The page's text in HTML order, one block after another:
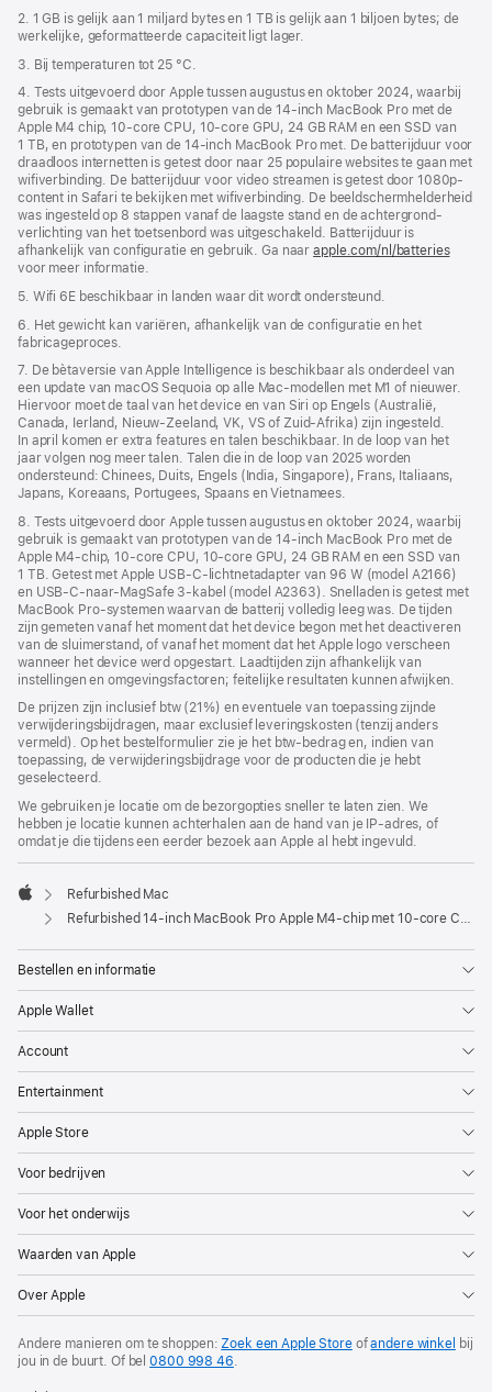
2. 1 GB is gelijk aan 1 miljard bytes en 1 TB is gelijk aan 1 biljoen bytes; de
werkelijke, geformatteerde capaciteit ligt lager.
3. Bij temperaturen tot 25 °C.
4. Tests uitgevoerd door Apple tussen augustus en oktober 2024, waarbij
gebruik is gemaakt van prototypen van de 14‑inch MacBook Pro met de
Apple M4 chip, 10‑core CPU, 10‑core GPU, 24 GB RAM en een SSD van
1 TB, en prototypen van de 14‑inch MacBook Pro met. De batterijduur voor
draadloos internetten is getest door naar 25 populaire websites te gaan met
wifiverbinding. De batterijduur voor video streamen is getest door 1080p-
content in Safari te bekijken met wifiverbinding. De beeldscherm­helderheid
was ingesteld op 8 stappen vanaf de laagste stand en de achtergrond­
verlichting van het toetsenbord was uitgeschakeld. Batterijduur is
afhankelijk van configuratie en gebruik. Ga naarapple.com/nl/batteries
voor meer informatie.
5. Wifi 6E beschikbaar in landen waar dit wordt ondersteund.
6. Het gewicht kan variëren, afhankelijk van de configuratie en het
fabricageproces.
7. De bètaversie van Apple Intelligence is beschikbaar als onderdeel van
een update van macOS Sequoia op alle Mac-modellen met M1 of nieuwer.
Hiervoor moet de taal van het device en van Siri op Engels (Australië,
Canada, Ierland, Nieuw-Zeeland, VK, VS of Zuid-Afrika) zijn ingesteld.
In april komen er extra features en talen beschikbaar. In de loop van het
jaar volgen nog meer talen. Talen die in de loop van 2025 worden
ondersteund: Chinees, Duits, Engels (India, Singapore), Frans, Italiaans,
Japans, Koreaans, Portugees, Spaans en Vietnamees.
8. Tests uitgevoerd door Apple tussen augustus en oktober 2024, waarbij
gebruik is gemaakt van prototypen van de 14‑inch MacBook Pro met de
Apple M4-chip, 10‑core CPU, 10‑core GPU, 24 GB RAM en een SSD van
1 TB. Getest met Apple USB‑C-lichtnetadapter van 96 W (model A2166)
en USB‑C-naar-MagSafe 3-kabel (model A2363). Snelladen is getest met
MacBook Pro-systemen waarvan de batterij volledig leeg was. De tijden
zijn gemeten vanaf het moment dat het device begon met het deactiveren
van de sluimerstand, of vanaf het moment dat het Apple logo verscheen
wanneer het device werd opgestart. Laadtijden zijn afhankelijk van
instellingen en omgevings­­factoren; feitelijke resultaten kunnen afwijken.
De prijzen zijn inclusief btw (21%) en eventuele van toepassing zijnde
verwijderingsbijdragen, maar exclusief leveringskosten (tenzij anders
vermeld). Op het bestelformulier zie je het btw-bedrag en, indien van
toepassing, de verwijderingsbijdrage voor de producten die je hebt
geselecteerd.
We gebruiken je locatie om de bezorgopties sneller te laten zien. We
hebben je locatie kunnen achterhalen aan de hand van je IP-adres, of
omdat je die tijdens een eerder bezoek aan Apple al hebt ingevuld.
Apple
Refurbished Mac
Refurbished 14‑inch MacBook Pro Apple M4-chip met 10‑core CPU en 10‑core GPU, display met nanotextuur - Spacezwart
Bestellen en informatie
Apple Wallet
Account
Entertainment
Apple Store
Voor bedrijven
Voor het onderwijs
Waarden van Apple
Over Apple
Andere manieren om te shoppen:Zoek een Apple Storeofandere winkel bij
jou in de buurt. Of bel0800 998 46.